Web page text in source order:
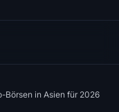
Börsen in Asien für 2026